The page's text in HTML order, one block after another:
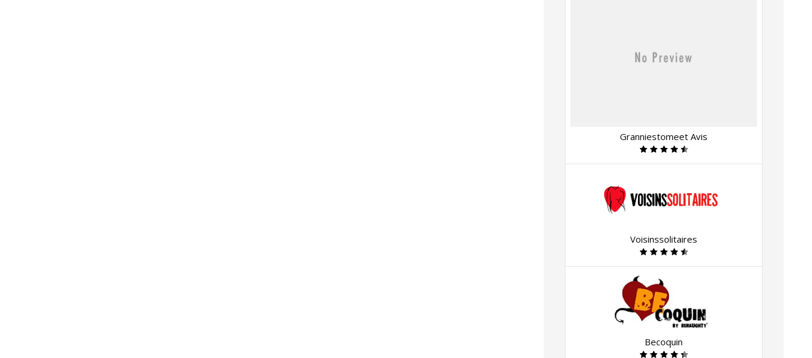
Granniestomeet Avis
Voisinssolitaires
Becoquin